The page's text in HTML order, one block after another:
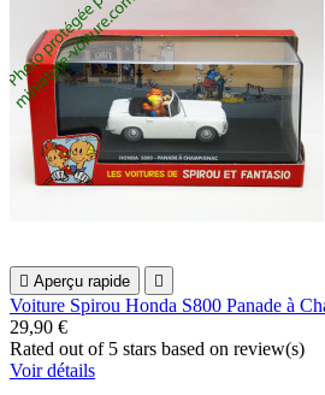
 Aperçu rapide 
Voiture Spirou Honda S800 Panade à
29,90 €
Rated out of 5 stars based on review(s)
Voir détails